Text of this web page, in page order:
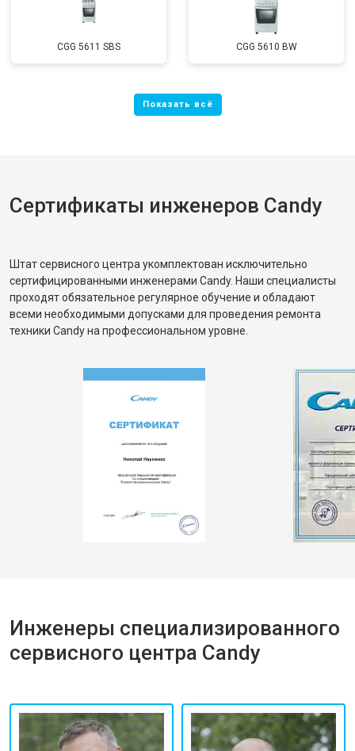
CGG 5611 SBS CGG 5610 BW
Сертификаты инженеров Candy
Штат сервисного центра укомплектован исключительно
сертифицированными инженерами Candy. Наши специалисты
проходят обязательное регулярное обучение и обладают
всеми необходимыми допусками для проведения ремонта
техники Candy на профессиональном уровне.
Инженеры специализированного
сервисного центра Candy